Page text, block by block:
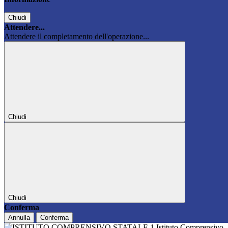
Chiudi
Attendere...
Attendere il completamento dell'operazione...
Chiudi
Chiudi
Conferma
Annulla Conferma